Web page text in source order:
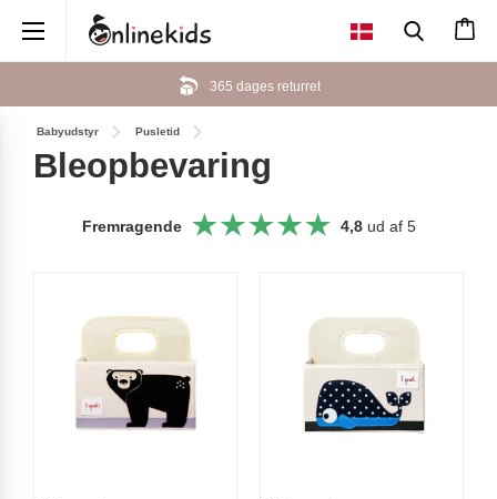
365 dages returret
Babyudstyr Pusletid
Bleopbevaring
Fremragende 4,8ud af 5